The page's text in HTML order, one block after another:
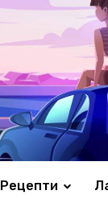
Рецепти